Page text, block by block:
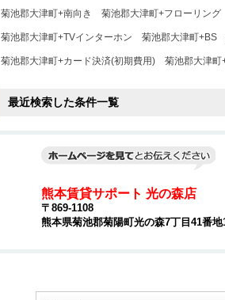
菊池郡大津町+南向き 菊池郡大津町+フローリング
菊池郡大津町+TVインターホン 菊池郡大津町+BS
菊池郡大津町+カード決済(初期費用) 菊池郡大津町
最近検索した条件一覧
熊本賃貸サポート 光の森店
〒869-1108
熊本県菊池郡菊陽町光の森7丁目41番地